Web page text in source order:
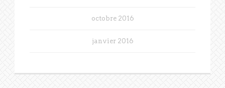
octobre 2016
janvier 2016